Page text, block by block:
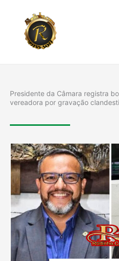
conteúdo
Presidente da Câmara registra
vereadora por gravação